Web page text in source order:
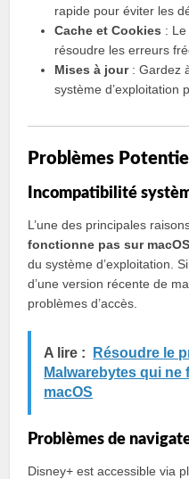
rapide pour éviter les
Cache et Cookies :
résoudre les erreurs
Mises à jour: Gardez
système d’exploitation
Problèmes
Incompatibilité
L’une des principales
fonctionne pas sur macOS
du système d’exploitation.
d’une version récente de
problèmes d’accès.
A lire :
Résoudre le
Malwarebytes qui
macOS
Problèmes de
Disney+ est accessible via